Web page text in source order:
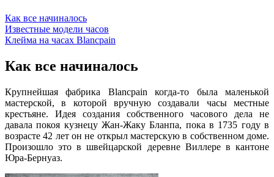
Как все начиналось
Известные модели часов
Клейма на часах Blancpain
Как все начиналось
Крупнейшая фабрика Blancpain когда-то была маленькой
мастерской, в которой вручную создавали часы местные
крестьяне. Идея создания собственного часового дела не
давала покоя кузнецу Жан-Жаку Бланпа, пока в 1735 году в
возрасте 42 лет он не открыл мастерскую в собственном доме.
Произошло это в швейцарской деревне Виллере в кантоне
Юра-Бернуаз.